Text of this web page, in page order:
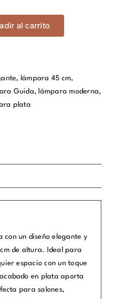
al carrito
, lámpara 45 cm,
Guida, lámpara moderna,
plata
un diseño elegante y
de altura. Ideal para
espacio con un toque
en plata aporta
para salones,